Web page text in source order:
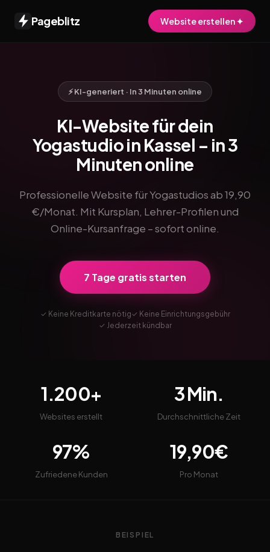
Pageblitz Website erstellen ✦
⚡ KI-generiert · In 3 Minuten online
KI-Website für dein
Yogastudio in Kassel – in 3
Minuten online
Professionelle Website für Yogastudios ab 19,90
€/Monat. Mit Kursplan, Lehrer-Profilen und
Online-Kursanfrage – sofort online.
7 Tage gratis starten
✓ Keine Kreditkarte nötig✓ Keine Einrichtungsgebühr
✓ Jederzeit kündbar
1.200+
Websites erstellt
3 Min.
Durchschnittliche Zeit
97%
Zufriedene Kunden
19,90€
Pro Monat
BEISPIEL